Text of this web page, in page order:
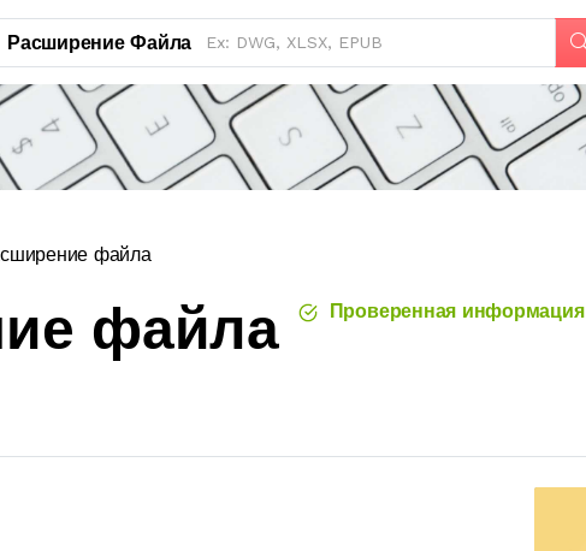
Расширение Файла
файла
файла Проверенная информация